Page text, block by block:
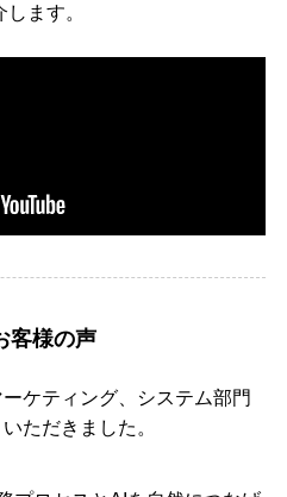
ます。
客様の声
ケティング、システム部門
ただきました。